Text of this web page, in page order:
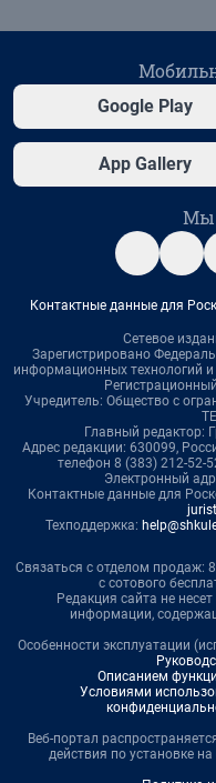
Google Play
App Gallery
Мы
Контактные данные для
Сетевое
Зарегистрировано
информационных технологий
Учредитель: Общество с
Главный редактор:
Адрес редакции: 630099,
телефон 8 (383) 212-52-
Электронный
Контактные данные для
Техподдержка:
Связаться с отделом продаж:
с сотового
Редакция сайта не
информации,
Особенности эксплуатации
Описанием
Условиями
Веб-портал
действия по установке